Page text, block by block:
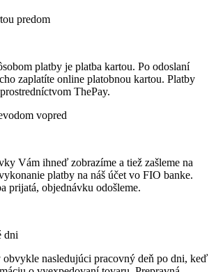
predom
platby je platba kartou. Po odoslaní
zaplatíte online platobnou kartou. Platby
ThePay.
vopred
Vám ihneď zobrazíme a tiež zašleme na
platby na náš účet vo FIO banke.
prijatá, objednávku odošleme.
dni
nasledujúci pracovný deň po dni, keď